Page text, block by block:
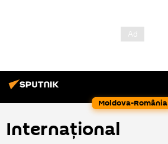
Moldova-România
Internaţional